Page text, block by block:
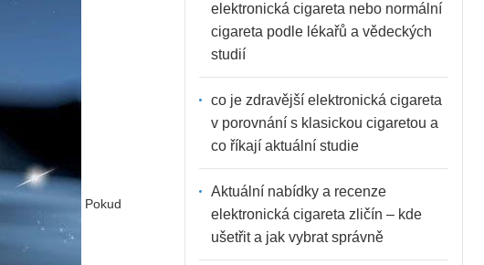
Pokud
elektronická cigareta nebo normální
cigareta podle lékařů a vědeckých
studií
co je zdravější elektronická cigareta
v porovnání s klasickou cigaretou a
co říkají aktuální studie
Aktuální nabídky a recenze
elektronická cigareta zličín – kde
ušetřit a jak vybrat správně